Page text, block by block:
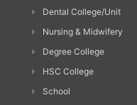
Dental College/Unit
Nursing & Midwifery
Degree College
HSC College
School